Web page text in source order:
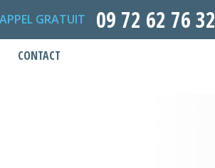
APPEL GRATUIT 09 72 62 76 32
CONTACT